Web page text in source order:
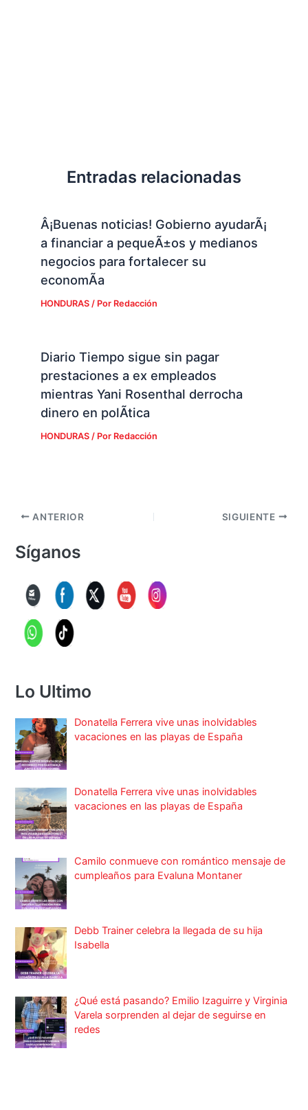
Entradas relacionadas
Â¡Buenas noticias! Gobierno ayudarÃ¡
a financiar a pequeÃ±os y medianos
negocios para fortalecer su
economÃ­a
HONDURAS/ Por Redacción
Diario Tiempo sigue sin pagar
prestaciones a ex empleados
mientras Yani Rosenthal derrocha
dinero en polÃ­tica
HONDURAS/ Por Redacción
ANTERIOR SIGUIENTE
Síganos
Lo Ultimo
Donatella Ferrera vive unas inolvidables
vacaciones en las playas de España
Donatella Ferrera vive unas inolvidables
vacaciones en las playas de España
Camilo conmueve con romántico mensaje de
cumpleaños para Evaluna Montaner
Debb Trainer celebra la llegada de su hija
Isabella
¿Qué está pasando? Emilio Izaguirre y Virginia
Varela sorprenden al dejar de seguirse en
redes